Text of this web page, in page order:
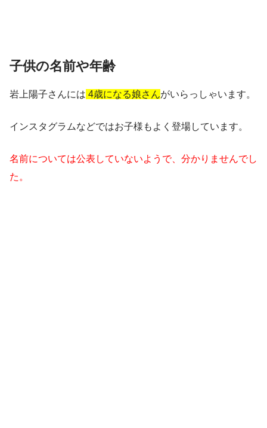
子供の名前や年齢
岩上陽子さんには 4歳になる娘さんがいらっしゃいます。
インスタグラムなどではお子様もよく登場しています。
名前については公表していないようで、分かりませんでし
た。